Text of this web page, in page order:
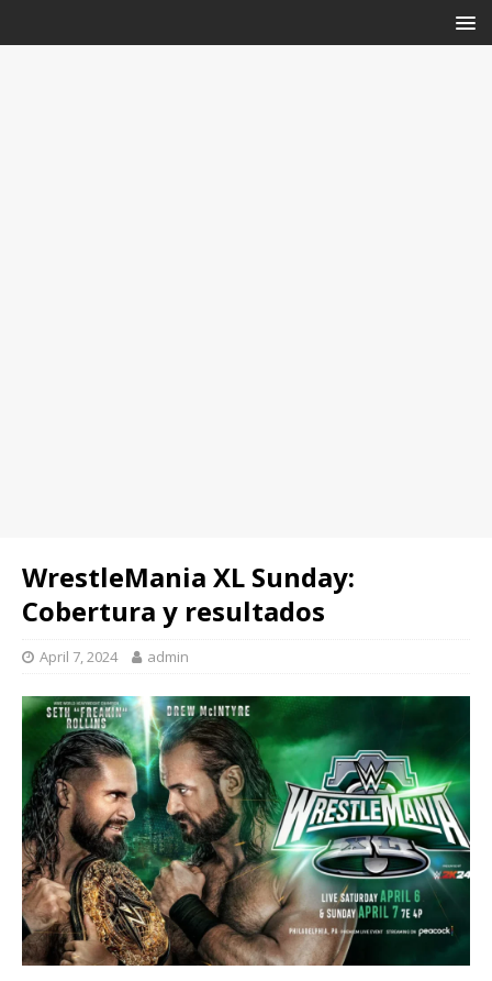
WrestleMania XL Sunday:
Cobertura y resultados
April 7, 2024 admin